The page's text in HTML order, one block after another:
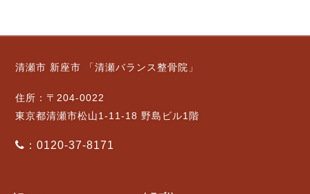
清瀬市 新座市 「清瀬バランス整骨院」
住所：〒204-0022
東京都清瀬市松山1-11-18 野島ビル1階
：0120-37-8171